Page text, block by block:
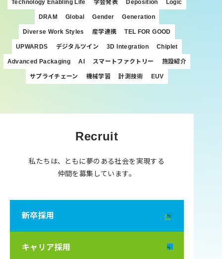
Technology Enabling Life 学会発表 Deposition Logic
DRAM Global Gender Generation
Diverse Work Styles 産学連携 TEL FOR GOOD
UPWARDS デジタルツイン 3D Integration Chiplet
Advanced Packaging AI スマートファクトリー 施設紹介
サプライチェーン 機械学習 計測技術 EUV
Recruit
私たちは、ともに夢のある社会を実現する
仲間を募集しています。
新卒採用
別タブで開く
キャリア採用
別タブで開く